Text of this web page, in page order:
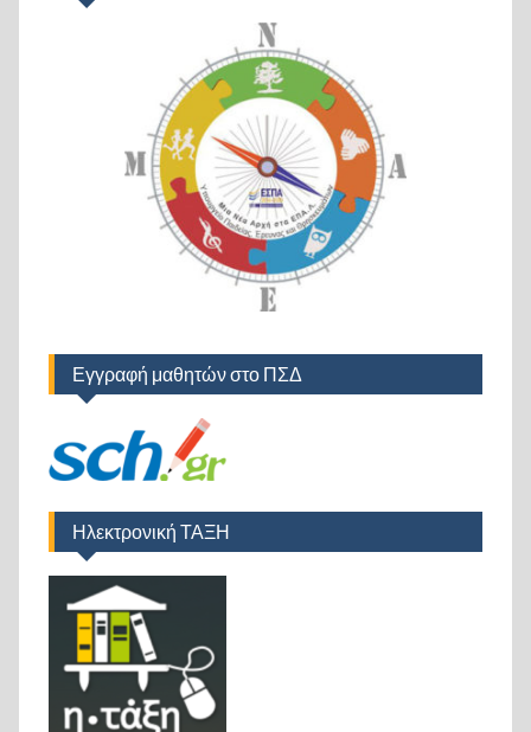
Εγγραφή μαθητών στο ΠΣΔ
Ηλεκτρονική ΤΑΞΗ